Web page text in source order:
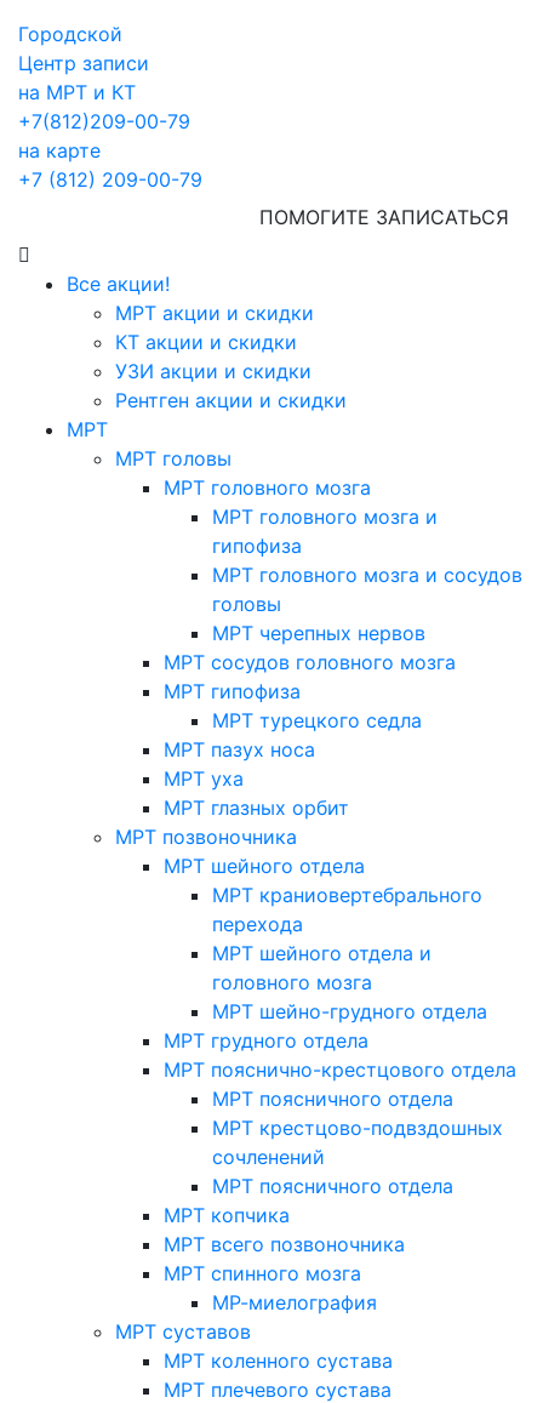
Городской
Центр записи
на МРТ и КТ
+7(812)209-00-79
на карте
+7 (812) 209-00-79
ПОМОГИТЕ ЗАПИСАТЬСЯ
Все акции!
МРТ акции и скидки
КТ акции и скидки
УЗИ акции и скидки
Рентген акции и скидки
МРТ
МРТ головы
МРТ головного мозга
МРТ головного мозга и
гипофиза
МРТ головного мозга и сосудов
головы
МРТ черепных нервов
МРТ сосудов головного мозга
МРТ гипофиза
МРТ турецкого седла
МРТ пазух носа
МРТ уха
МРТ глазных орбит
МРТ позвоночника
МРТ шейного отдела
МРТ краниовертебрального
перехода
МРТ шейного отдела и
головного мозга
МРТ шейно-грудного отдела
МРТ грудного отдела
МРТ пояснично-крестцового отдела
МРТ поясничного отдела
МРТ крестцово-подвздошных
сочленений
МРТ поясничного отдела
МРТ копчика
МРТ всего позвоночника
МРТ спинного мозга
МР-миелография
МРТ суставов
МРТ коленного сустава
МРТ плечевого сустава